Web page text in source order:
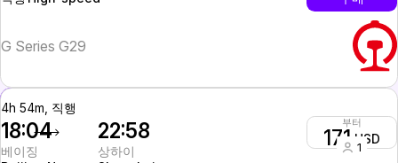
G Series G29
4h 54m, 직행
18:04
베이징
22:58
상하이
부터
171 USD
1